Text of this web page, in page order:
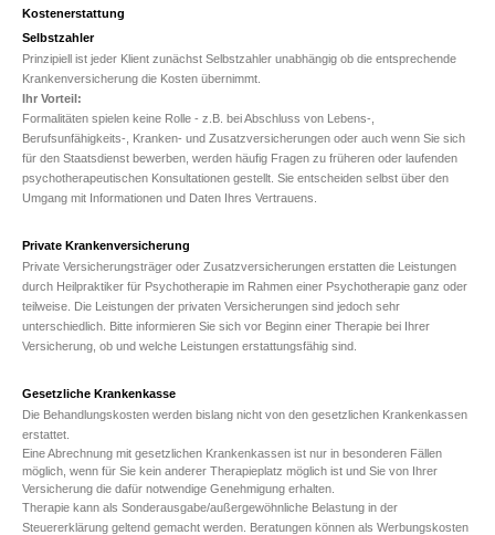
Kostenerstattung
Selbstzahler
Prinzipiell ist jeder Klient zunächst Selbstzahler unabhängig ob die entsprechende
Krankenversicherung die Kosten übernimmt.
Ihr Vorteil:
Formalitäten spielen keine Rolle - z.B. bei Abschluss von Lebens-,
Berufsunfähigkeits-, Kranken- und Zusatzversicherungen oder auch wenn Sie sich
für den Staatsdienst bewerben, werden häufig Fragen zu früheren oder laufenden
psychotherapeutischen Konsultationen gestellt. Sie entscheiden selbst über den
Umgang mit Informationen und Daten Ihres Vertrauens.
Private Krankenversicherung
Private Versicherungsträger oder Zusatzversicherungen erstatten die Leistungen
durch Heilpraktiker für Psychotherapie im Rahmen einer Psychotherapie ganz oder
teilweise. Die Leistungen der privaten Versicherungen sind jedoch sehr
unterschiedlich. Bitte informieren Sie sich vor Beginn einer Therapie bei Ihrer
Versicherung, ob und welche Leistungen erstattungsfähig sind.
Gesetzliche Krankenkasse
Die Behandlungskosten werden bislang nicht von den gesetzlichen Krankenkassen
erstattet.
Eine Abrechnung mit gesetzlichen Krankenkassen ist nur in besonderen Fällen
möglich, wenn für Sie kein anderer Therapieplatz möglich ist und Sie von Ihrer
Versicherung die dafür notwendige Genehmigung erhalten.
Therapie kann als Sonderausgabe/außergewöhnliche Belastung in der
Steuererklärung geltend gemacht werden. Beratungen können als Werbungskosten